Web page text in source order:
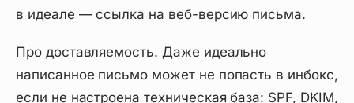
в идеале — ссылка на веб-версию письма.
Про доставляемость. Даже идеально
написанное письмо может не попасть в инбокс,
если не настроена техническая база: SPF, DKIM,